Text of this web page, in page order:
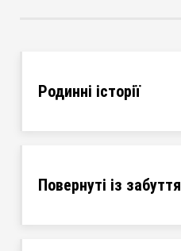
Родинні історії
Повернуті із забуття